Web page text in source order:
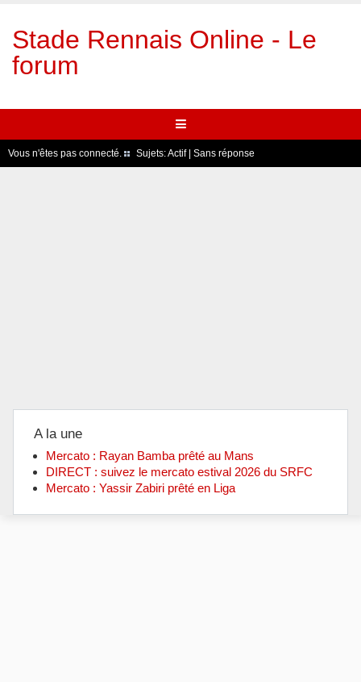
Stade Rennais Online - Le
forum
Vous n'êtes pas connecté. Sujets:Actif| Sans réponse
A la une
Mercato : Rayan Bamba prêté au Mans
DIRECT : suivez le mercato estival 2026 du SRFC
Mercato : Yassir Zabiri prêté en Liga